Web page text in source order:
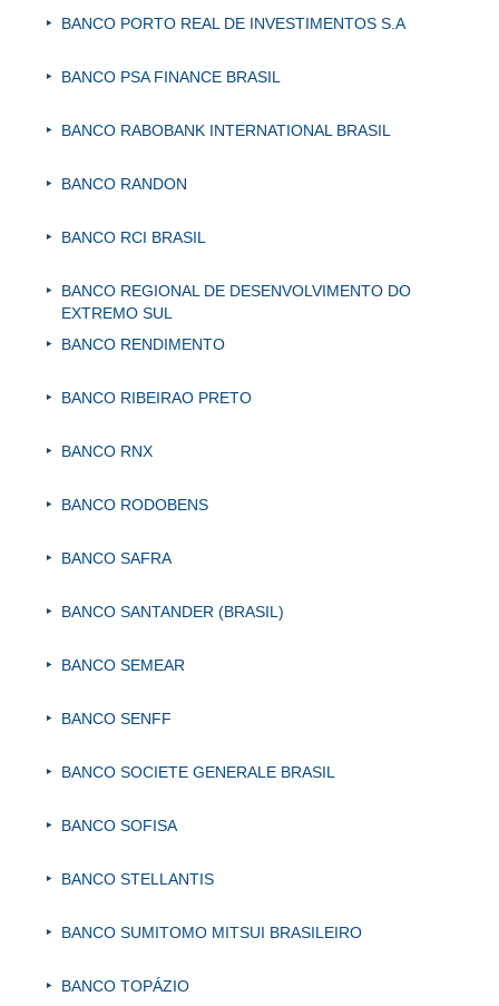
BANCO PORTO REAL DE INVESTIMENTOS S.A
BANCO PSA FINANCE BRASIL
BANCO RABOBANK INTERNATIONAL BRASIL
BANCO RANDON
BANCO RCI BRASIL
BANCO REGIONAL DE DESENVOLVIMENTO DO
EXTREMO SUL
BANCO RENDIMENTO
BANCO RIBEIRAO PRETO
BANCO RNX
BANCO RODOBENS
BANCO SAFRA
BANCO SANTANDER (BRASIL)
BANCO SEMEAR
BANCO SENFF
BANCO SOCIETE GENERALE BRASIL
BANCO SOFISA
BANCO STELLANTIS
BANCO SUMITOMO MITSUI BRASILEIRO
BANCO TOPÁZIO